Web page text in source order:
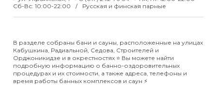
Сб-Вс: 10:00-22:00
Русская и финская парные
В разделе собраны бани и сауны, расположенные на улицах
Кабушкина, Радиальной, Седова, Строителей и
Орджоникидзе и в окрестностях ⭐️ Вы можете найти
подробную информацию о банно-оздоровительных
процедурах и их стоимости, а также адреса, телефоны и
время работы банных комплексов и саун ⚡️